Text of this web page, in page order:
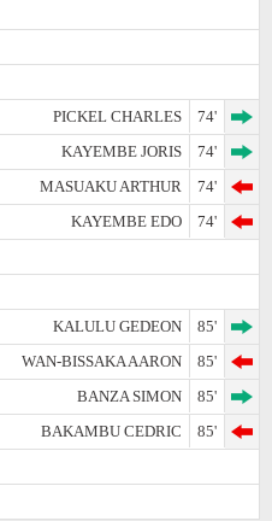
PICKEL CHARLES
74'
KAYEMBE JORIS
74'
MASUAKU ARTHUR
74'
KAYEMBE EDO
74'
KALULU GEDEON
85'
WAN-BISSAKA AARON
85'
BANZA SIMON
85'
BAKAMBU CEDRIC
85'